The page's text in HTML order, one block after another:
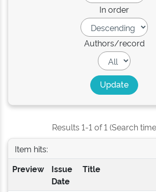
In order
Authors/record
Results 1-1 of 1 (Search
Item hits:
Preview
Issue
Date
Title